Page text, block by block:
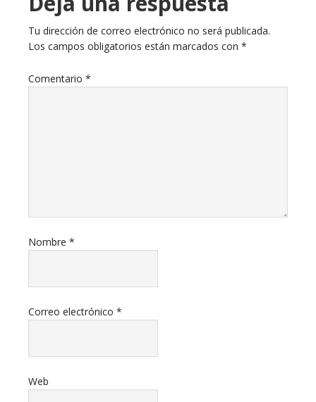
Tu dirección de correo electrónico no será publicada.
Los campos obligatorios están marcados con *
Comentario *
Nombre *
Correo electrónico *
Web